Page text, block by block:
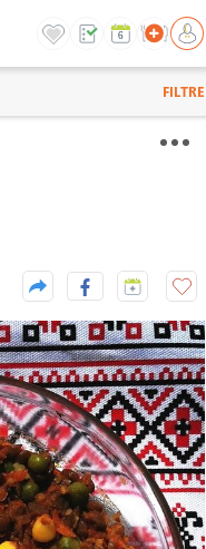
FILTRE